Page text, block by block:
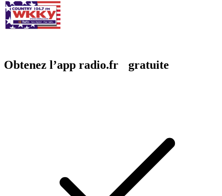
Obtenez l’app radio.fr gratuite